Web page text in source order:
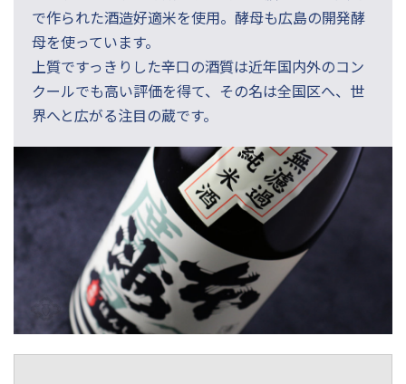
で作られた酒造好適米を使用。酵母も広島の開発酵
母を使っています。
上質ですっきりした辛口の酒質は近年国内外のコン
クールでも高い評価を得て、その名は全国区へ、世
界へと広がる注目の蔵です。